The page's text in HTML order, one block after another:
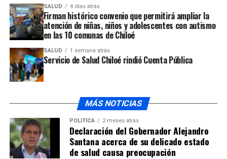
SALUD 4 días atrás
Firman histórico convenio que permitirá ampliar la
atención de niñas, niños y adolescentes con autismo
en las 10 comunas de Chiloé
SALUD 1 semana atrás
Servicio de Salud Chiloé rindió Cuenta Pública
MÁS NOTICIAS
POLÍTICA 2 meses atrás
Declaración del Gobernador Alejandro
Santana acerca de su delicado estado
de salud causa preocupación